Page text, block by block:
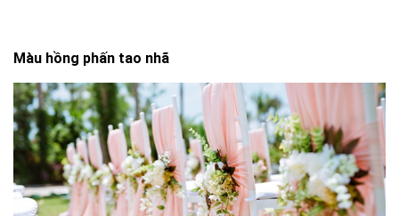
Màu hồng phấn tao nhã